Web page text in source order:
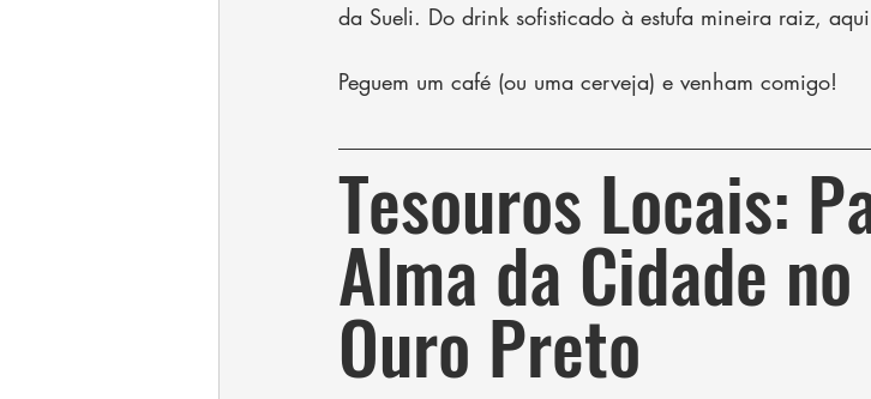
da Sueli. Do drink sofisticado à estufa mineira raiz,
Peguem um café (ou uma cerveja) e venham comigo!
Tesouros Locais:
Alma da Cidade
Ouro Preto